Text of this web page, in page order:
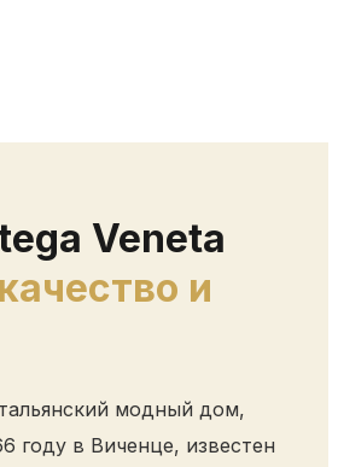
Veneta
и
модный дом,
году в Виченце, известен